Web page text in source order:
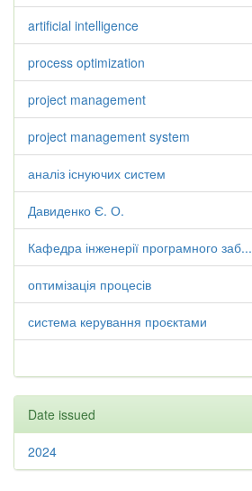
artificial intelligence
process optimization
project management
project management system
аналіз існуючих систем
Давиденко Є. О.
Кафедра інженерії програмного заб...
оптимізація процесів
система керування проєктами
Date issued
2024